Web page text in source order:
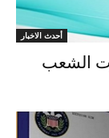
أحدث الاخبار
الشعب